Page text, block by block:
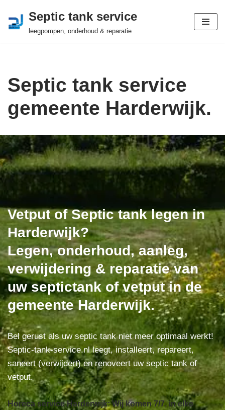
Ga
Septic tank service
leegpompen, onderhoud & reparatie
Septic tank service
gemeente Harderwijk.
Vetput of Septic tank legen in
Harderwijk?
Legen, onderhoud, aanleg,
verwijdering & reparatie van
uw septictank of vetput in de
gemeente Harderwijk.
Bel gerust als uw septic tank niet meer optimaal werkt!
Septic-tank-service.nl leegt, installeert, repareert,
saneert (verwijdert) en renoveert uw septic tank of
vetput.
Horeca service Harderwijk: Wij komen 7/7, in elke